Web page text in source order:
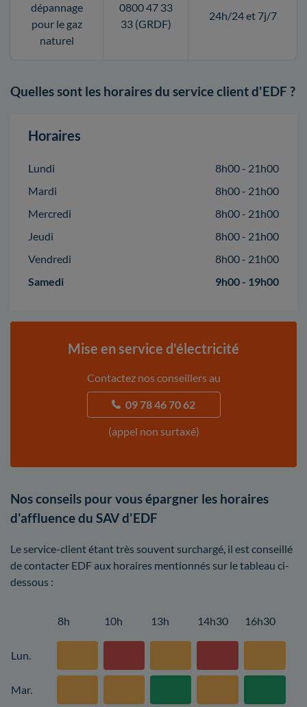
dépannage
pour le gaz
naturel
0800 47 33
33 (GRDF)
24h/24 et 7j/7
Quelles sont les horaires du service client d'EDF ?
Horaires
Lundi
8h00 - 21h00
Mardi
8h00 - 21h00
Mercredi
8h00 - 21h00
Jeudi
8h00 - 21h00
Vendredi
8h00 - 21h00
Samedi
9h00 - 19h00
Mise en service d'électricité
Contactez nos conseillers au
09 78 46 70 62
(appel non surtaxé)
Nos conseils pour vous épargner les horaires
d'affluence du SAV d'EDF
Le service-client étant très souvent surchargé, il est conseillé
de contacter EDF aux horaires mentionnés sur le tableau ci-
dessous :
8h 10h 13h 14h30 16h30
Lun.
Mar.